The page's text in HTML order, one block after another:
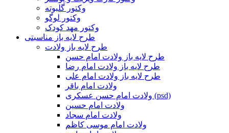
وکتور گلبوته
وکتور لوگو
وکتور مهد کودک
طرح لایه باز مناسبتی
طرح لایه باز ولادت
طرح لایه باز ولادت امام حسن
طرح لایه باز ولادت امام رضا
طرح لایه باز ولادت امام علی
ولادت امام باقر
ولادت امام حسن عسکری (psd)
ولادت امام حسین
ولادت امام سجاد
ولادت امام موسی کاظم